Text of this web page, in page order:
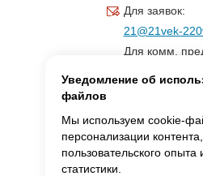
Для заявок:
21@21vek-
Для комм.
Уведомление об
файлов
Мы используем cookie-
персонализации
пользовательского опыта
статистики.